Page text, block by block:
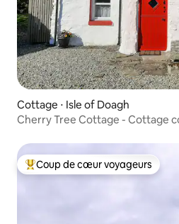
Cottage ⋅ Isle of Doagh
Cherry Tree Cottage - Cottage
Coups de cœur voyageurs les
Coup de cœur voyageurs